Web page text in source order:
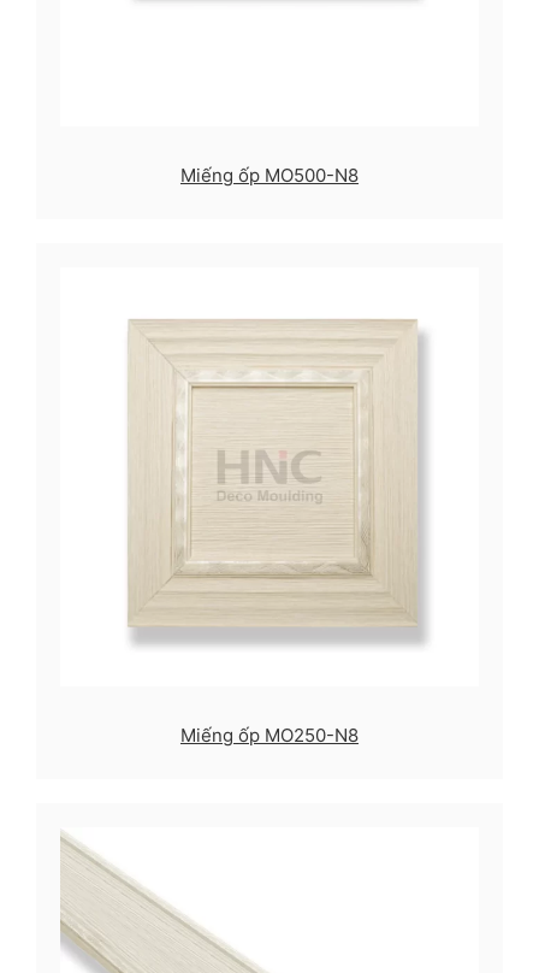
Miếng ốp MO500-N8
Miếng ốp MO250-N8